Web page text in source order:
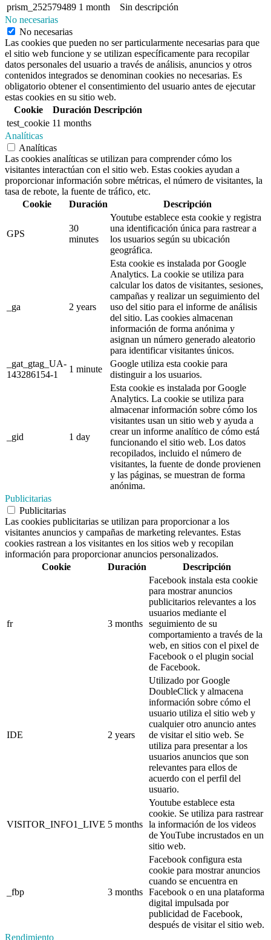
prism_252579489 1 month
Sin descripción
No necesarias
No necesarias
Las cookies que pueden no ser particularmente necesarias para que
el sitio web funcione y se utilizan específicamente para recopilar
datos personales del usuario a través de análisis, anuncios y otros
contenidos integrados se denominan cookies no necesarias. Es
obligatorio obtener el consentimiento del usuario antes de ejecutar
estas cookies en su sitio web.
Cookie
Duración Descripción
test_cookie 11 months
Analíticas
Analíticas
Las cookies analíticas se utilizan para comprender cómo los
visitantes interactúan con el sitio web. Estas cookies ayudan a
proporcionar información sobre métricas, el número de visitantes, la
tasa de rebote, la fuente de tráfico, etc.
Cookie
Duración Descripción
GPS
30
minutes
Youtube establece esta cookie y registra
una identificación única para rastrear a
los usuarios según su ubicación
geográfica.
_ga 2 years
Esta cookie es instalada por Google
Analytics. La cookie se utiliza para
calcular los datos de visitantes, sesiones,
campañas y realizar un seguimiento del
uso del sitio para el informe de análisis
del sitio. Las cookies almacenan
información de forma anónima y
asignan un número generado aleatorio
para identificar visitantes únicos.
_gat_gtag_UA-
143286154-1
1 minute
Google utiliza esta cookie para
distinguir a los usuarios.
_gid 1 day
Esta cookie es instalada por Google
Analytics. La cookie se utiliza para
almacenar información sobre cómo los
visitantes usan un sitio web y ayuda a
crear un informe analítico de cómo está
funcionando el sitio web. Los datos
recopilados, incluido el número de
visitantes, la fuente de donde provienen
y las páginas, se muestran de forma
anónima.
Publicitarias
Publicitarias
Las cookies publicitarias se utilizan para proporcionar a los
visitantes anuncios y campañas de marketing relevantes. Estas
cookies rastrean a los visitantes en los sitios web y recopilan
información para proporcionar anuncios personalizados.
Cookie
Duración Descripción
fr 3 months
Facebook instala esta cookie
para mostrar anuncios
publicitarios relevantes a los
usuarios mediante el
seguimiento de su
comportamiento a través de la
web, en sitios con el pixel de
Facebook o el plugin social
de Facebook.
IDE 2 years
Utilizado por Google
DoubleClick y almacena
información sobre cómo el
usuario utiliza el sitio web y
cualquier otro anuncio antes
de visitar el sitio web. Se
utiliza para presentar a los
usuarios anuncios que son
relevantes para ellos de
acuerdo con el perfil del
usuario.
VISITOR_INFO1_LIVE 5 months
Youtube establece esta
cookie. Se utiliza para rastrear
la información de los videos
de YouTube incrustados en un
sitio web.
_fbp 3 months
Facebook configura esta
cookie para mostrar anuncios
cuando se encuentra en
Facebook o en una plataforma
digital impulsada por
publicidad de Facebook,
después de visitar el sitio web.
Rendimiento